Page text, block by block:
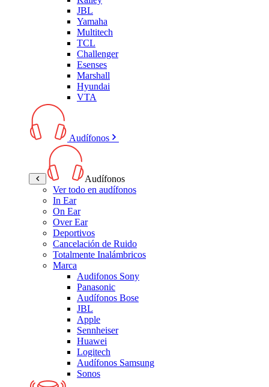
JBL
Yamaha
Multitech
TCL
Challenger
Esenses
Marshall
Hyundai
VTA
Audífonos
Audífonos
Ver todo en audífonos
In Ear
On Ear
Over Ear
Deportivos
Cancelación de Ruido
Totalmente Inalámbricos
Marca
Audifonos Sony
Panasonic
Audífonos Bose
JBL
Apple
Sennheiser
Huawei
Logitech
Audífonos Samsung
Sonos